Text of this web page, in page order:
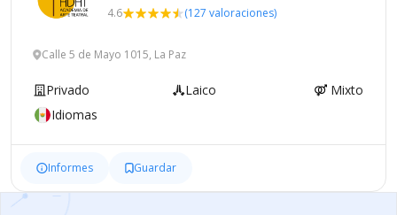
4.6 (127 valoraciones)
Calle 5 de Mayo 1015, La Paz
Privado Laico
Mixto
Idiomas
Informes Guardar